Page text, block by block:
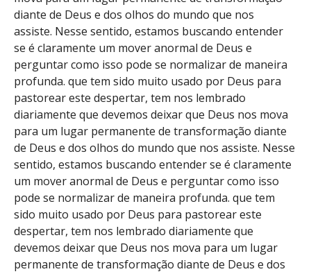
diante de Deus e dos olhos do mundo que nos
assiste. Nesse sentido, estamos buscando entender
se é claramente um mover anormal de Deus e
perguntar como isso pode se normalizar de maneira
profunda. que tem sido muito usado por Deus para
pastorear este despertar, tem nos lembrado
diariamente que devemos deixar que Deus nos mova
para um lugar permanente de transformação diante
de Deus e dos olhos do mundo que nos assiste. Nesse
sentido, estamos buscando entender se é claramente
um mover anormal de Deus e perguntar como isso
pode se normalizar de maneira profunda. que tem
sido muito usado por Deus para pastorear este
despertar, tem nos lembrado diariamente que
devemos deixar que Deus nos mova para um lugar
permanente de transformação diante de Deus e dos